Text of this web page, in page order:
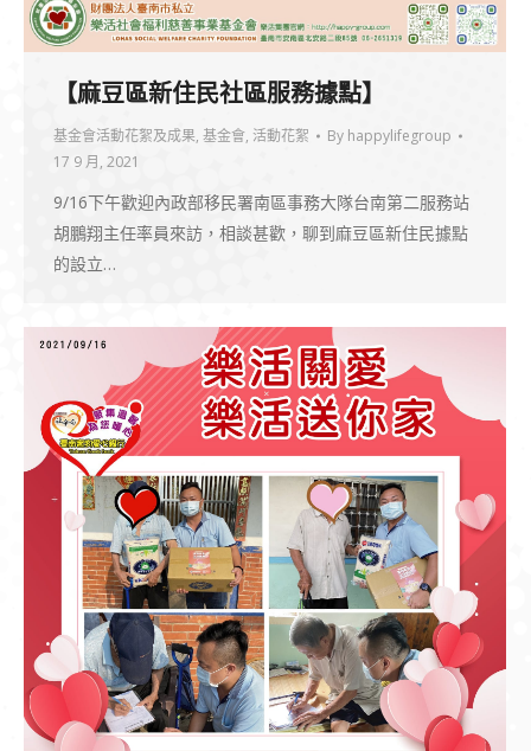
【麻豆區新住民社區服務據點】
基金會活動花絮及成果, 基金會, 活動花絮 By happylifegroup
17 9 月, 2021
9/16下午歡迎內政部移民署南區事務大隊台南第二服務站
胡鵬翔主任率員來訪，相談甚歡，聊到麻豆區新住民據點
的設立…